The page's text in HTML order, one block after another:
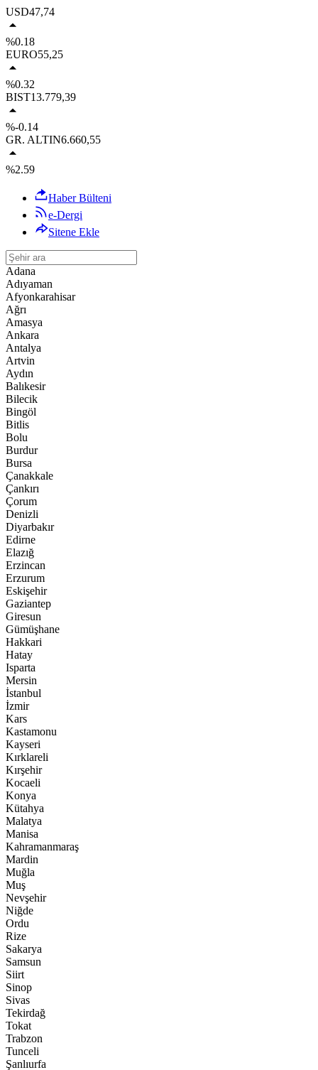
USD47,74
%0.18
EURO55,25
%0.32
BIST13.779,39
%-0.14
GR. ALTIN6.660,55
%2.59
Haber Bülteni
e-Dergi
Sitene Ekle
Adana
Adıyaman
Afyonkarahisar
Ağrı
Amasya
Ankara
Antalya
Artvin
Aydın
Balıkesir
Bilecik
Bingöl
Bitlis
Bolu
Burdur
Bursa
Çanakkale
Çankırı
Çorum
Denizli
Diyarbakır
Edirne
Elazığ
Erzincan
Erzurum
Eskişehir
Gaziantep
Giresun
Gümüşhane
Hakkari
Hatay
Isparta
Mersin
İstanbul
İzmir
Kars
Kastamonu
Kayseri
Kırklareli
Kırşehir
Kocaeli
Konya
Kütahya
Malatya
Manisa
Kahramanmaraş
Mardin
Muğla
Muş
Nevşehir
Niğde
Ordu
Rize
Sakarya
Samsun
Siirt
Sinop
Sivas
Tekirdağ
Tokat
Trabzon
Tunceli
Şanlıurfa